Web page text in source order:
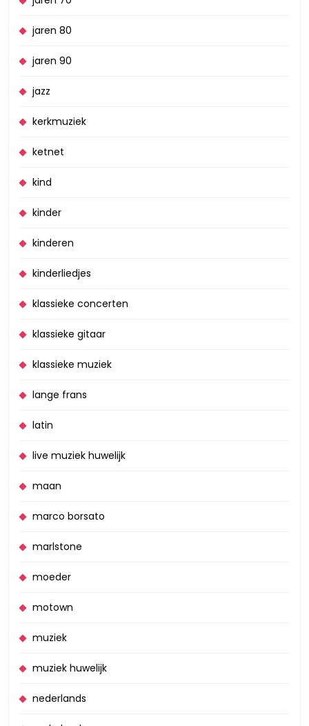
jaren 80
jaren 90
jazz
kerkmuziek
ketnet
kind
kinder
kinderen
kinderliedjes
klassieke concerten
klassieke gitaar
klassieke muziek
lange frans
latin
live muziek huwelijk
maan
marco borsato
marlstone
moeder
motown
muziek
muziek huwelijk
nederlands